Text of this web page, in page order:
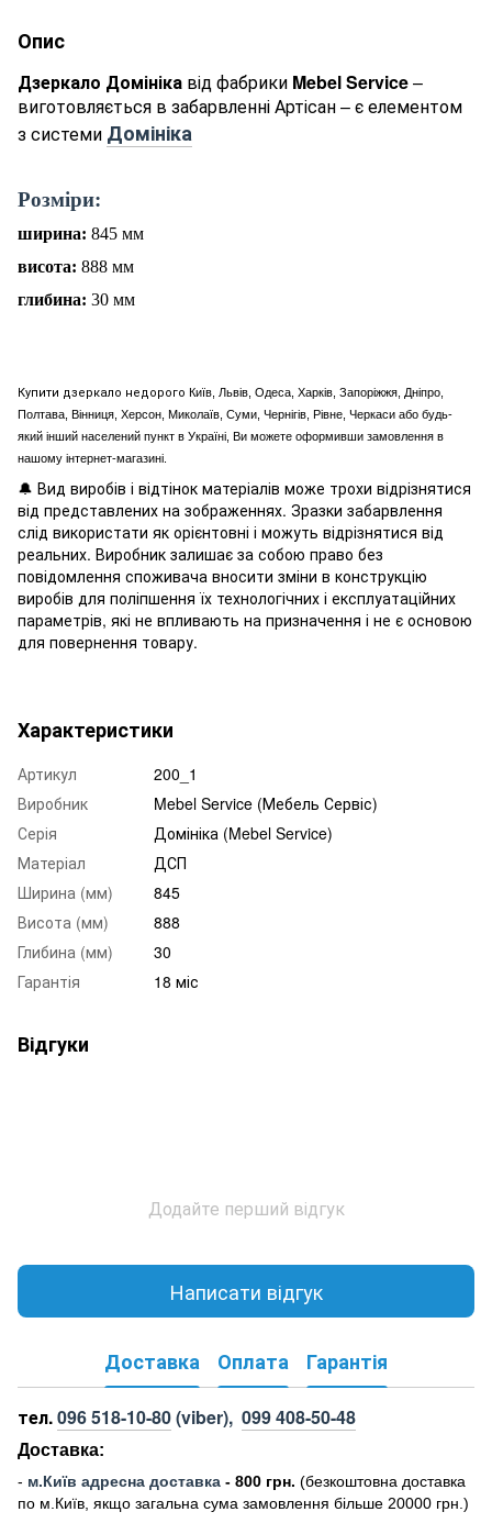
Опис
Дзеркало Домініка від фабрики Mebel Service–
виготовляється в забарвленні Артісан – є елементом
з системи Домініка
Розміри:
ширина: 845 мм
висота: 888 мм
глибина: 30 мм
Купити дзеркало недорого Київ, Львів, Одеса, Харків, Запоріжжя, Дніпро,
Полтава, Вінниця, Херсон, Миколаїв, Суми, Чернігів, Рівне, Черкаси або будь-
який інший населений пункт в Україні, Ви можете оформивши замовлення в
нашому інтернет-магазині.
🔔 Вид виробів і відтінок матеріалів може трохи відрізнятися
від представлених на зображеннях. Зразки забарвлення
слід використати як орієнтовні і можуть відрізнятися від
реальних. Виробник залишає за собою право без
повідомлення споживача вносити зміни в конструкцію
виробів для поліпшення їх технологічних і експлуатаційних
параметрів, які не впливають на призначення і не є основою
для повернення товару.
Характеристики
Артикул
200_1
Виробник
Mebel Service (Мебель Сервіс)
Серія
Домініка (Mebel Service)
Матеріал
ДСП
Ширина (мм)
845
Висота (мм)
888
Глибина (мм)
30
Гарантія
18 міс
Відгуки
Додайте перший відгук
Написати відгук
Доставка Оплата Гарантія
тел.096 518-10-80(viber), 099 408-50-48
Доставка:
- м.Київ адресна доставка - 800 грн. (безкоштовна доставка
по м.Київ, якщо загальна сума замовлення більше 20000 грн .)